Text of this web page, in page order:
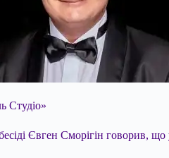
Студіо»
Євген Сморігін говорив,